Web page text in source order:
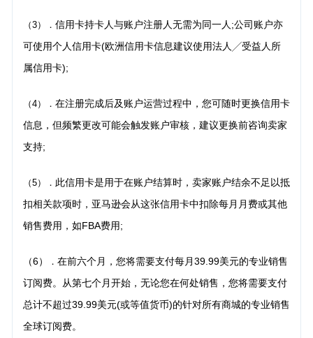
（3）． 信用卡持卡人与账户注册人无需为同一人;公司账户亦
可使用个人信用卡(欧洲信用卡信息建议使用法人╱受益人所
属信用卡);
（4）． 在注册完成后及账户运营过程中，您可随时更换信用卡
信息，但频繁更改可能会触发账户审核， 建议更换前咨询卖家
支持;
（5）． 此信用卡是用于在账户结算时，卖家账户结余不足以抵
扣相关款项时，亚马逊会从这张信用卡中扣除每月月费或其他
销售费用，如FBA费用;
（6） ． 在前六个月，您将需要支付每月39.99美元的专业销售
订阅费。从第七个月开始，无论您在何处销售，您将需要支付
总计不超过39.99美元(或等值货币)的针对所有商城的专业销售
全球订阅费。